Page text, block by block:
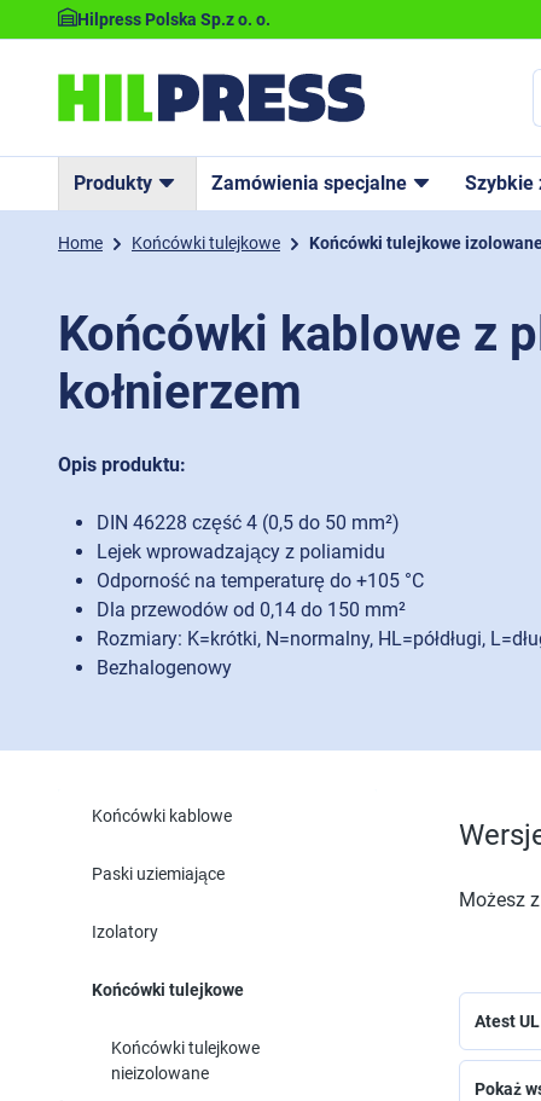
Hilpress Polska Sp.z o. o.
Produkty Zamówienia specjalne Szybkie
Home Końcówki tulejkowe Końcówki tulejkowe
Końcówki kablowe z
kołnierzem
Opis produktu:
DIN 46228 część 4 (0,5 do 50 mm²)
Lejek wprowadzający z poliamidu
Odporność na temperaturę do +105 °C
Dla przewodów od 0,14 do 150 mm²
Rozmiary: K=krótki, N=normalny, HL=półdługi,
Bezhalogenowy
Końcówki kablowe
Paski uziemiające
Izolatory
Końcówki tulejkowe
Końcówki tulejkowe
nieizolowane
Możesz
Atest
Pokaż